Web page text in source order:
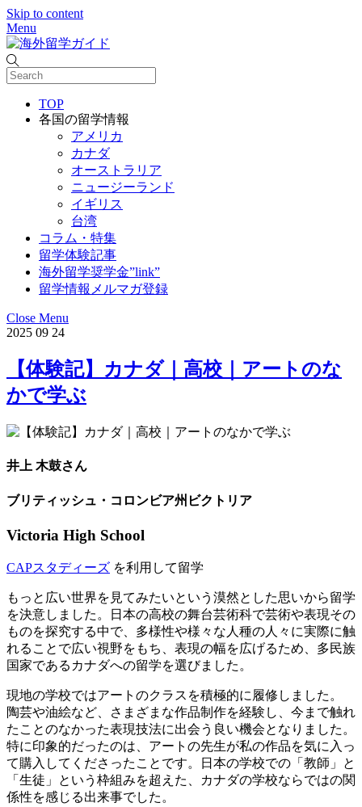
Skip to content
Menu
TOP
各国の留学情報
アメリカ
カナダ
オーストラリア
ニュージーランド
イギリス
台湾
コラム・特集
留学体験記事
海外留学奨学金”link”
留学情報メルマガ登録
Close Menu
2025 09 24
【体験記】カナダ｜高校｜アートのな
かで学ぶ
井上 木鼓さん
ブリティッシュ・コロンビア州ビクトリア
Victoria High School
CAPスタディーズ を利用して留学
もっと広い世界を見てみたいという漠然とした思いから留学
を決意しました。日本の高校の舞台芸術科で芸術や表現その
ものを探究する中で、多様性や様々な人種の人々に実際に触
れることで広い視野をもち、表現の幅を広げるため、多民族
国家であるカナダへの留学を選びました。
現地の学校ではアートのクラスを積極的に履修しました。
陶芸や油絵など、さまざまな作品制作を経験し、今まで触れ
たことのなかった表現技法に出会う良い機会となりました。
特に印象的だったのは、アートの先生が私の作品を気に入っ
て購入してくださったことです。日本の学校での「教師」と
「生徒」という枠組みを超えた、カナダの学校ならではの関
係性を感じる出来事でした。